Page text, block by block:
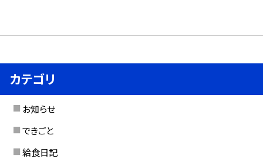
カテゴリ
お知らせ
できごと
給食日記